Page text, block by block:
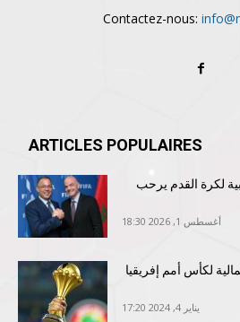
Contactez-nous:
ARTICLES POPULAIRES
لكرة القدم يرحب
أغسطس 1, 2026 18:30
لكأس أمم إفريقيا
يناير 4, 2024 17:20